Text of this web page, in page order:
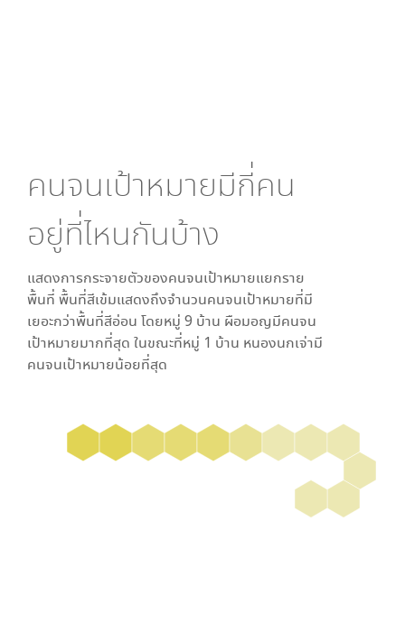
คนจนเป้าหมายมีกี่คน
อยู่ที่ไหนกันบ้าง
แสดงการกระจายตัวของคนจนเป้าหมายแยกราย
พื้นที่ พื้นที่สีเข้มแสดงถึงจำนวนคนจนเป้าหมายที่มี
เยอะกว่าพื้นที่สีอ่อน โดยหมู่ 9 บ้าน ผือมอญมีคนจน
เป้าหมายมากที่สุด ในขณะที่หมู่ 1 บ้าน หนองนกเจ่ามี
คนจนเป้าหมายน้อยที่สุด